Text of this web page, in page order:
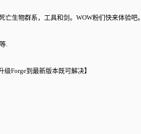
生物群系，工具和剑。WOW粉们快来体验吧。
.
Forge到最新版本既可解决】